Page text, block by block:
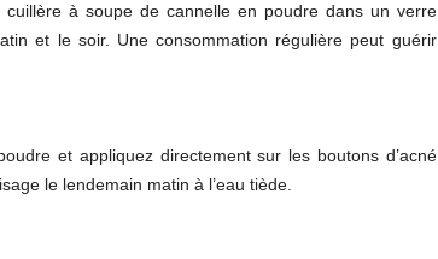
à soupe de cannelle en poudre dans un verre
et le soir. Une consommation régulière peut guérir
et appliquez directement sur les boutons d’acné
le lendemain matin à l’eau tiède.